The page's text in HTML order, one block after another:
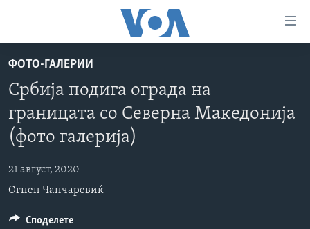
пристапност
Премини
на
главната
содржина
Премини
до
навигација
РУБРИКИ
СВЕТ
ЕКОНОМИЈА
ПОЛИТИКА
ФОТОГАЛЕРИИ
ДОКУМЕНТАРЦИ
АРХИВИРАНА ПРОГРАМА
NEWSFLASH - АРХИВА
ВЕСТИ ОД САД ВО МИНУТА - АРХИВА
ЗА НАС
ФОТО-ГАЛЕРИИ
Србија подига ограда на
границата со Северна Македонија
(фото галерија)
21 август, 2020
Огнен Чанчаревиќ
Споделете